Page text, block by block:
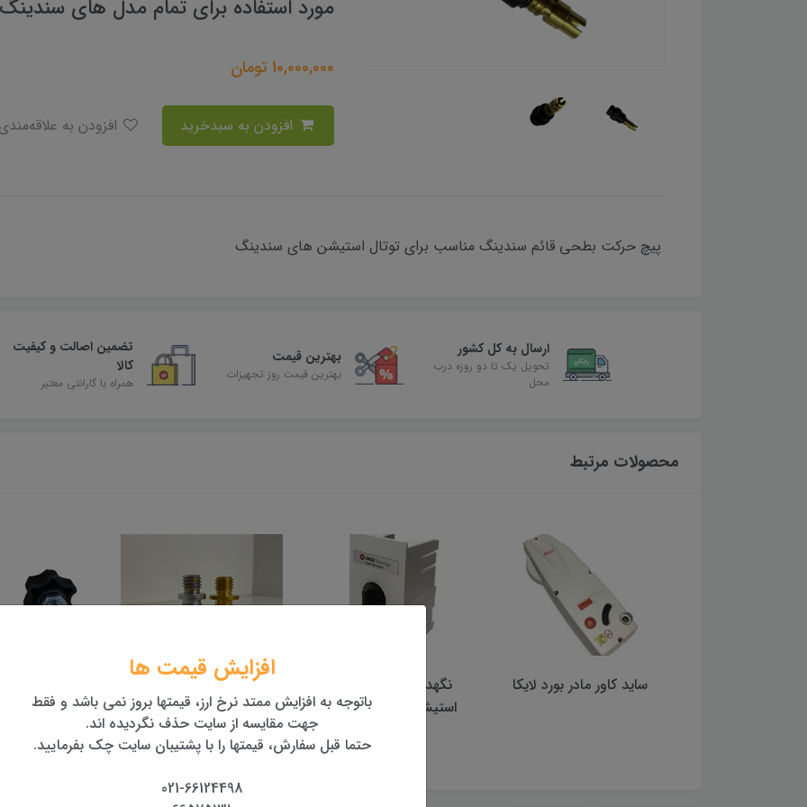
مورد استفاده برای تمام مدل های سندینگ
10,000,000 تومان
پیچ حرکت بطحی قائم سندینگ مناسب برای توتال استیشن های سندینگ
ارسال به کل کشور
تحویل یک تا دو روزه درب
محل
بهترین قیمت
بهترین قیمت روز تجهیزات
تضمین اصالت و کیفیت
کالا
همراه با گارانتی معتبر
محصولات مرتبط
ساید کاور مادر بورد لایکا
نگهدارنده باتری توتال
استیشن لایکا سری TS
کانکتور ژالن 2/15
250,000 تومان
پیچ تنظیم
افزایش قیمت ها
باتوجه به افزایش ممتد نرخ ارز، قیمتها بروز نمی باشد و فقط
جهت مقایسه از سایت حذف نگردیده اند.
حتما قبل سفارش، قیمتها را با پشتیبان سایت چک بفرمایید.
021-66124498